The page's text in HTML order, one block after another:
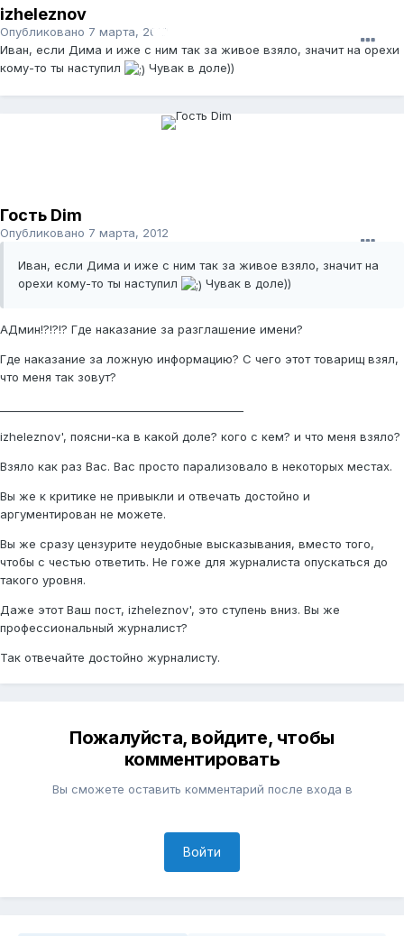
izheleznov
Опубликовано 7 марта, 2012
Иван, если Дима и иже с ним так за живое взяло, значит на орехи
кому-то ты наступил
Чувак в доле))
Гость Dim
Опубликовано 7 марта, 2012
Иван, если Дима и иже с ним так за живое взяло, значит на
орехи кому-то ты наступил
Чувак в доле))
АДмин!?!?!? Где наказание за разглашение имени?
Где наказание за ложную информацию? С чего этот товарищ взял,
что меня так зовут?
izheleznov', поясни-ка в какой доле? кого с кем? и что меня взяло?
Взяло как раз Вас. Вас просто парализовало в некоторых местах.
Вы же к критике не привыкли и отвечать достойно и
аргументирован не можете.
Вы же сразу цензурите неудобные высказывания, вместо того,
чтобы с честью ответить. Не гоже для журналиста опускаться до
такого уровня.
Даже этот Ваш пост, izheleznov', это ступень вниз. Вы же
профессиональный журналист?
Так отвечайте достойно журналисту.
Пожалуйста, войдите, чтобы
комментировать
Вы сможете оставить комментарий после входа в
Войти